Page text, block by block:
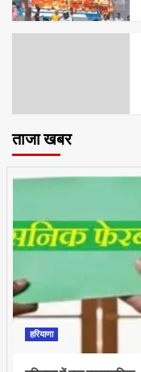
ताजा खबर
हरियाणा